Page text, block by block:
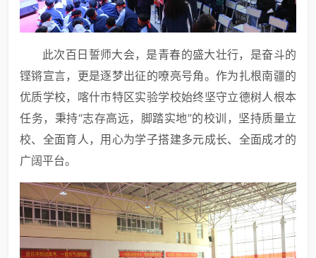
此次百日誓师大会，是青春的盛大壮行，是奋斗的
铿锵宣言，更是逐梦出征的嘹亮号角。作为扎根南疆的
优质学校，喀什市特区实验学校始终坚守立德树人根本
任务，秉持“志存高远，脚踏实地”的校训，坚持质量立
校、全面育人，用心为学子搭建多元成长、全面成才的
广阔平台。